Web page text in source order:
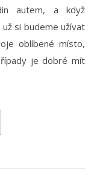
autem, a když
si budeme užívat
oblíbené místo,
je dobré mít